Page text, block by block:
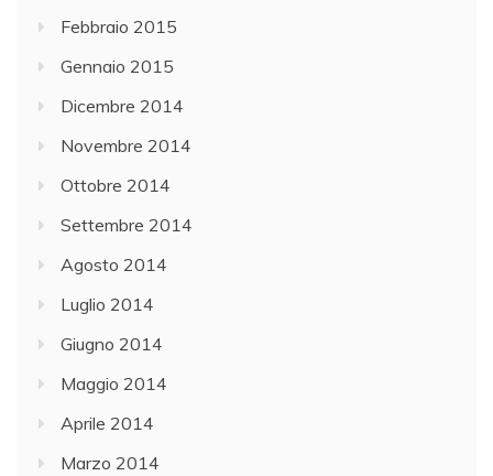
Febbraio 2015
Gennaio 2015
Dicembre 2014
Novembre 2014
Ottobre 2014
Settembre 2014
Agosto 2014
Luglio 2014
Giugno 2014
Maggio 2014
Aprile 2014
Marzo 2014